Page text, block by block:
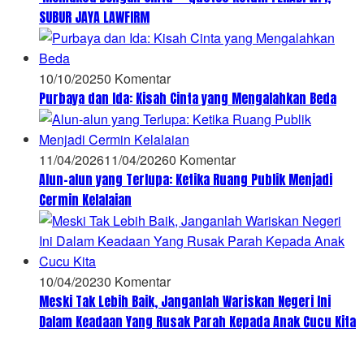
SUBUR JAYA LAWFIRM
10/10/20250 Komentar
Purbaya dan Ida: Kisah Cinta yang Mengalahkan Beda
11/04/202611/04/20260 Komentar
Alun-alun yang Terlupa: Ketika Ruang Publik Menjadi
Cermin Kelalaian
10/04/20230 Komentar
Meski Tak Lebih Baik, Janganlah Wariskan Negeri Ini
Dalam Keadaan Yang Rusak Parah Kepada Anak Cucu Kita